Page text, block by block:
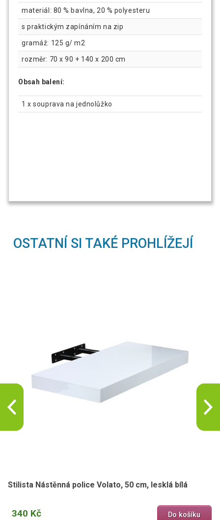
materiál: 80 % bavlna, 20 % polyesteru
s praktickým zapínáním na zip
gramáž: 125 g/ m2
rozměr: 70 x 90 + 140 x 200 cm
Obsah balení:
1 x souprava na jednolůžko
OSTATNÍ SI TAKÉ PROHLÍŽEJÍ
Stilista Nástěnná police Volato, 50 cm, lesklá bílá
340 Kč Do košíku